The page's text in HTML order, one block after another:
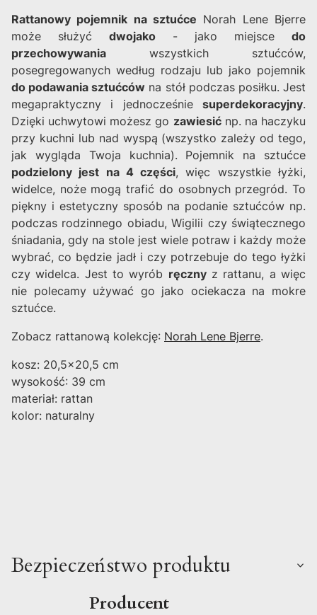
Rattanowy pojemnik na sztućce Norah Lene Bjerre
może służyć dwojako - jako miejsce do
przechowywania wszystkich sztućców,
posegregowanych według rodzaju lub jako pojemnik
do podawania sztućców na stół podczas posiłku. Jest
megapraktyczny i jednocześnie superdekoracyjny.
Dzięki uchwytowi możesz go zawiesićnp. na haczyku
przy kuchni lub nad wyspą (wszystko zależy od tego,
jak wygląda Twoja kuchnia). Pojemnik na sztućce
podzielony jest na 4 części, więc wszystkie łyżki,
widelce, noże mogą trafić do osobnych przegród. To
piękny i estetyczny sposób na podanie sztućców np.
podczas rodzinnego obiadu, Wigilii czy świątecznego
śniadania, gdy na stole jest wiele potraw i każdy może
wybrać, co będzie jadł i czy potrzebuje do tego łyżki
czy widelca. Jest to wyrób ręcznyz rattanu, a więc
nie polecamy używać go jako ociekacza na mokre
sztućce.
Zobacz rattanową kolekcję: Norah Lene Bjerre.
kosz: 20,5x20,5 cm
wysokość: 39 cm
materiał: rattan
kolor: naturalny
Bezpieczeństwo produktu
Producent